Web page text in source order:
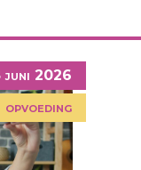
juni 2026
opvoeding